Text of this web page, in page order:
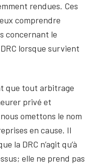
rendues. Ces
comprendre
concernant le
lorsque survient
que tout arbitrage
privé et
omettons le nom
en cause. Il
la DRC n’agit qu’à
elle ne prend pas